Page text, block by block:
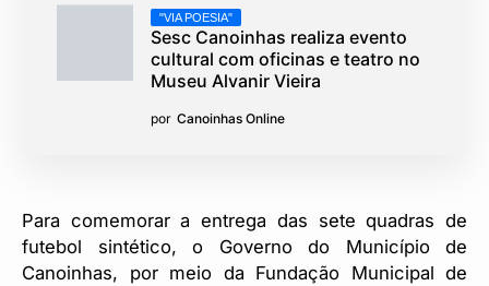
"VIA POESIA"
Sesc Canoinhas realiza evento
cultural com oficinas e teatro no
Museu Alvanir Vieira
por Canoinhas Online
Para comemorar a entrega das sete quadras de
futebol sintético, o Governo do Município de
Canoinhas, por meio da Fundação Municipal de